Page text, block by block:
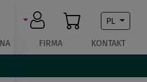
PL
FIRMA KONTAKT